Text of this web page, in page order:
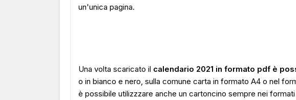
un'unica pagina.
Una volta scaricato il calendario 2021 in formato pdf è
o in bianco e nero, sulla comune carta in formato A4 o nel
è possibile utilizzzare anche un cartoncino sempre nei